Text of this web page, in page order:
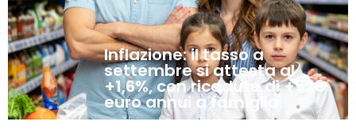
Inflazione: il tasso a
settembre si attesta al
+1,6%, con ricadute di +528
euro annui a famiglia.